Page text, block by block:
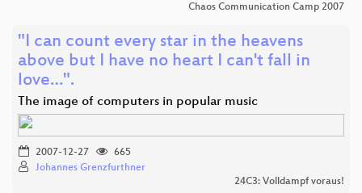
Chaos Communication Camp 2007
"I can count every star in the heavens
above but I have no heart I can't fall in
love…".
The image of computers in popular music
2007-12-27
665
Johannes Grenzfurthner
24C3: Volldampf voraus!